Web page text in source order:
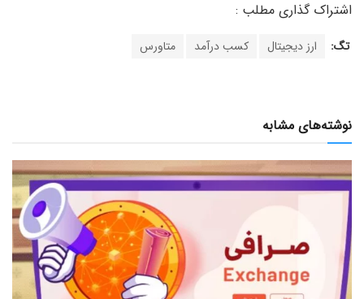
تگ: ارز دیجیتال کسب درآمد متاورس
نوشته‌های مشابه